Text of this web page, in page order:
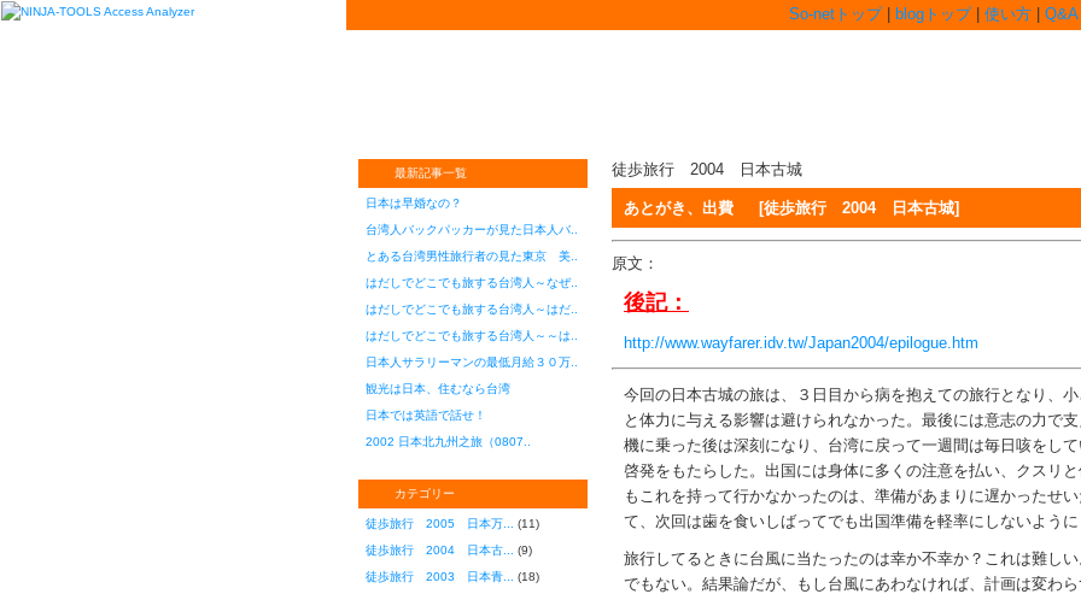
So-netトップ| blogトップ| 使い方 Q&A|
最新記事一覧
日本は早婚なの？
台湾人バックパッカーが見た日本人バ..
とある台湾男性旅行者の見た東京 美..
はだしでどこでも旅する台湾人～なぜ..
はだしでどこでも旅する台湾人～はだ..
はだしでどこでも旅する台湾人～～は..
日本人サラリーマンの最低月給３０万..
観光は日本、住むなら台湾
日本では英語で話せ！
2002 日本北九州之旅（0807..
カテゴリー
徒歩旅行 2005 日本万...
(11)
徒歩旅行 2004 日本古...
(9)
徒歩旅行 2003 日本青...
(18)
徒歩旅行 2004 日本古城
あとがき、出費 [徒歩旅行 2004 日本古城]
原文：
後記：
http://www.wayfarer.idv.tw/Japan2004/epilogue.htm
今回の日本古城の旅は、３日目から病を抱えての旅行となり、
と体力に与える影響は避けられなかった。最後には意志の力で
機に乗った後は深刻になり、台湾に戻って一週間は毎日咳をし
啓発をもたらした。出国には身体に多くの注意を払い、クスリ
もこれを持って行かなかったのは、準備があまりに遅かったせ
て、次回は歯を食いしばってでも出国準備を軽率にしないように
旅行してるときに台風に当たったのは幸か不幸か？これは難し
でもない。結果論だが、もし台風にあわなければ、計画は変わ